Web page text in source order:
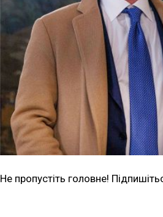
Не пропустіть головне!